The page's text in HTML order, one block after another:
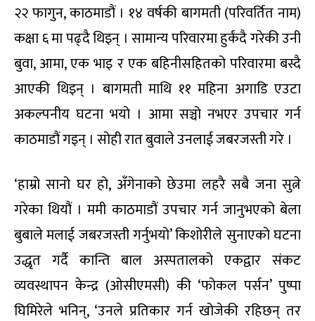
२२ फागुन, काठमाडौं । १४ वर्षकी बागमती (परिवर्तित नाम)
कक्षा ६ मा पढ्दै थिइन् । सामान्य परिवारमा हुर्कंदै गरेकी उनी
बुवा, आमा, एक भाइ र एक बहिनीसहितको परिवारमा बस्दै
आएकी थिइन् । बागमती माथि ११ महिना अगाडि एउटा
अकल्पनीय घटना भयो । आमा सञ्चो नभएर उपचार गर्न
काठमाडौं गइन् । सोही रात बुवाले उनलाई जबरजस्ती गरे ।
‘हाम्रो सानो घर हो, अँगेनाको छेउमा लहरै सबै जना सुत्ने
गरेका थियौं । ममी काठमाडौं उपचार गर्न जानुभएको बेला
बुबाले मलाई जबरजस्ती गर्नुभयो’ किशोरीले सुनाएको घटना
उद्धृत गर्दै कान्ति बाल अस्पतालको एकद्वार संकट
व्यवस्थापन केन्द्र (ओसीएमसी) की ‘फोकल पर्सन’ पुष्पा
घिमिरेले भनिन्, ‘उनले प्रतिकार गर्न खोजेकी रहिछन् तर